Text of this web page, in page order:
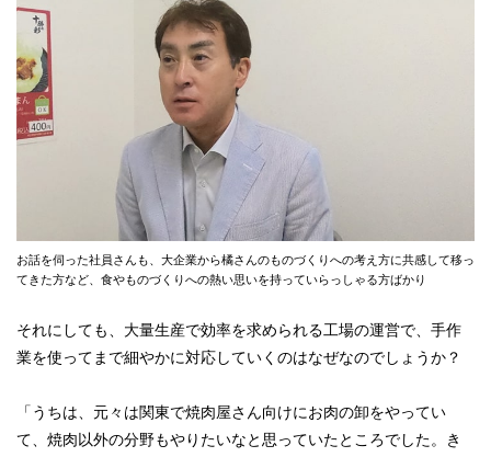
お話を伺った社員さんも、大企業から橘さんのものづくりへの考え方に共感して移っ
てきた方など、食やものづくりへの熱い思いを持っていらっしゃる方ばかり
それにしても、大量生産で効率を求められる工場の運営で、手作
業を使ってまで細やかに対応していくのはなぜなのでしょうか？
「うちは、元々は関東で焼肉屋さん向けにお肉の卸をやってい
て、焼肉以外の分野もやりたいなと思っていたところでした。き